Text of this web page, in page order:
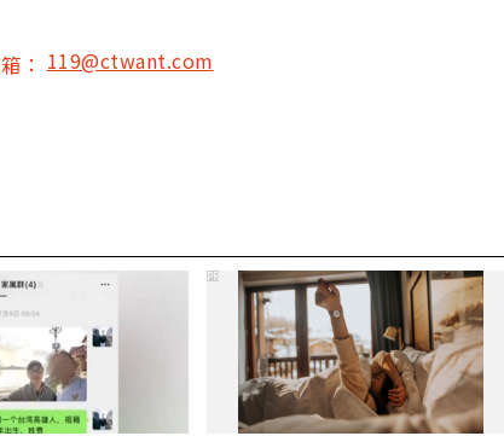
箱：119@ctwant.com
PR